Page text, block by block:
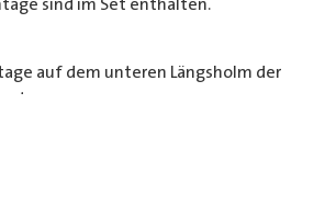
sind im Set enthalten.
auf dem unteren Längsholm der
verbessern Sie die